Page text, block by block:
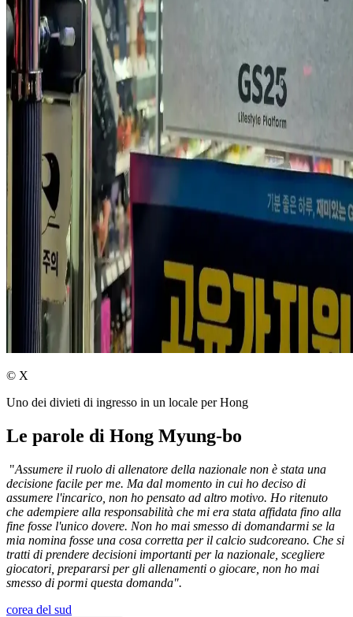
© X
Uno dei divieti di ingresso in un locale per Hong
Le parole di Hong Myung-bo
"Assumere il ruolo di allenatore della nazionale non è stata una
decisione facile per me. Ma dal momento in cui ho deciso di
assumere l'incarico, non ho pensato ad altro motivo. Ho ritenuto
che adempiere alla responsabilità che mi era stata affidata fino alla
fine fosse l'unico dovere. Non ho mai smesso di domandarmi se la
mia nomina fosse una cosa corretta per il calcio sudcoreano. Che si
tratti di prendere decisioni importanti per la nazionale, scegliere
giocatori, prepararsi per gli allenamenti o giocare, non ho mai
smesso di pormi questa domanda".
corea del sud